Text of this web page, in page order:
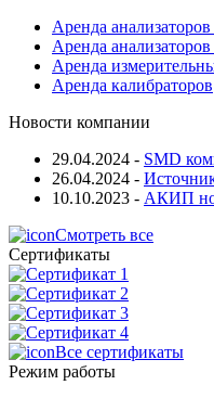
Аренда анализаторов
Аренда
Аренда
Аренда калибраторов
Новости компании
29.04.2024 - SMD
26.04.2024 -
10.10.2023 - АКИП
Смотреть все
Сертификаты
Все сертификаты
Режим работы